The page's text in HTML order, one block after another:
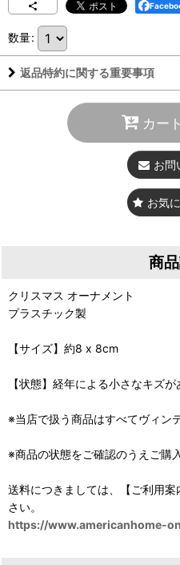
数量:
返品特約に関する重要事項
カー
お問
お気
商
クリスマス オーナメント
プラスチック製
【サイズ】約8 x 8cm
【状態】経年による小さなキズが
※当店で扱う商品はすべてヴィン
※商品の状態をご確認のうえご購
送料につきましては、【ご利用
さい。
https://www.americanhome-